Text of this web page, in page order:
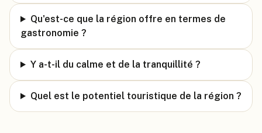
Qu'est-ce que la région offre en termes de
gastronomie ?
Y a-t-il du calme et de la tranquillité ?
Quel est le potentiel touristique de la région ?